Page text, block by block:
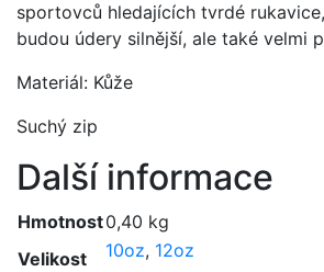
sportovců hledajících tvrdé
budou údery silnější, ale také velmi
Materiál: Kůže
Suchý zip
Další informace
Hmotnost0,40 kg
Velikost
10oz, 12oz